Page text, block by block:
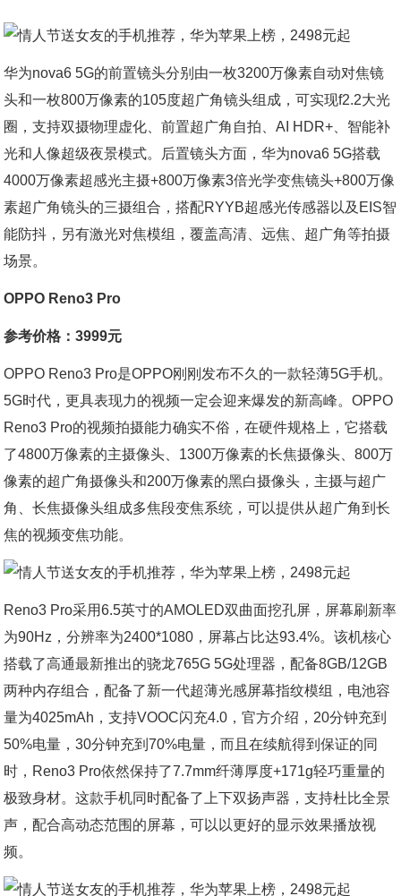
华为nova6 5G的前置镜头分别由一枚3200万像素自动对焦镜
头和一枚800万像素的105度超广角镜头组成，可实现f2.2大光
圈，支持双摄物理虚化、前置超广角自拍、AI HDR+、智能补
光和人像超级夜景模式。后置镜头方面，华为nova6 5G搭载
4000万像素超感光主摄+800万像素3倍光学变焦镜头+800万像
素超广角镜头的三摄组合，搭配RYYB超感光传感器以及EIS智
能防抖，另有激光对焦模组，覆盖高清、远焦、超广角等拍摄
场景。
OPPO Reno3 Pro
参考价格：3999元
OPPO Reno3 Pro是OPPO刚刚发布不久的一款轻薄5G手机。
5G时代，更具表现力的视频一定会迎来爆发的新高峰。OPPO
Reno3 Pro的视频拍摄能力确实不俗，在硬件规格上，它搭载
了4800万像素的主摄像头、1300万像素的长焦摄像头、800万
像素的超广角摄像头和200万像素的黑白摄像头，主摄与超广
角、长焦摄像头组成多焦段变焦系统，可以提供从超广角到长
焦的视频变焦功能。
Reno3 Pro采用6.5英寸的AMOLED双曲面挖孔屏，屏幕刷新率
为90Hz，分辨率为2400*1080，屏幕占比达93.4%。该机核心
搭载了高通最新推出的骁龙765G 5G处理器，配备8GB/12GB
两种内存组合，配备了新一代超薄光感屏幕指纹模组，电池容
量为4025mAh，支持VOOC闪充4.0，官方介绍，20分钟充到
50%电量，30分钟充到70%电量，而且在续航得到保证的同
时，Reno3 Pro依然保持了7.7mm纤薄厚度+171g轻巧重量的
极致身材。这款手机同时配备了上下双扬声器，支持杜比全景
声，配合高动态范围的屏幕，可以以更好的显示效果播放视
频。